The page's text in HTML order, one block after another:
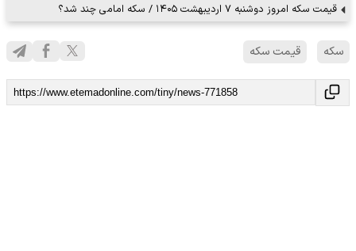
قیمت سکه امروز دوشنبه ۷ اردیبهشت ۱۴۰۵ / سکه امامی چند شد؟
سکه قیمت سکه